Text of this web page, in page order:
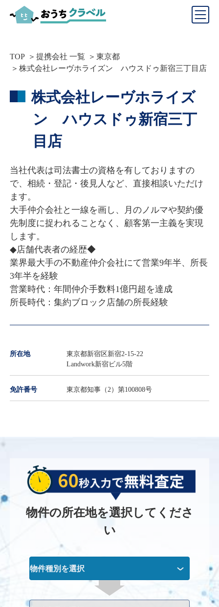
TOP 提携会社 一覧
東京都
株式会社レーヴホライズン ハウスドゥ新宿三丁目店
株式会社レーヴホライズ
ン ハウスドゥ新宿三丁
目店
当社代表は司法書士の資格を有しておりますの
で、相続・登記・後見人など、直接相談いただけ
ます。
大手仲介会社と一線を画し、月のノルマや契約優
先制度に捉われることなく、顧客第一主義を実現
します。
◆店舗代表者の経歴◆
業界最大手の不動産仲介会社にて営業9年半、所長
3年半を経験
営業時代：年間仲介手数料1億円超を達成
所長時代：集約ブロック店舗の所長経験
所在地
東京都新宿区新宿2-15-22
Landwork新宿ビル5階
免許番号 東京都知事（2）第100808号
物件の所在地を選択してくださ
い